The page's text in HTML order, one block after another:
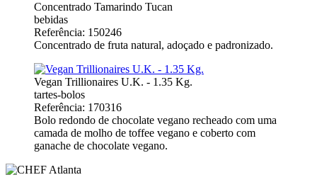
Concentrado Tamarindo Tucan
bebidas
Referência: 150246
Concentrado de fruta natural, adoçado e padronizado.
Vegan Trillionaires U.K. - 1.35 Kg.
tartes-bolos
Referência: 170316
Bolo redondo de chocolate vegano recheado com uma
camada de molho de toffee vegano e coberto com
ganache de chocolate vegano.